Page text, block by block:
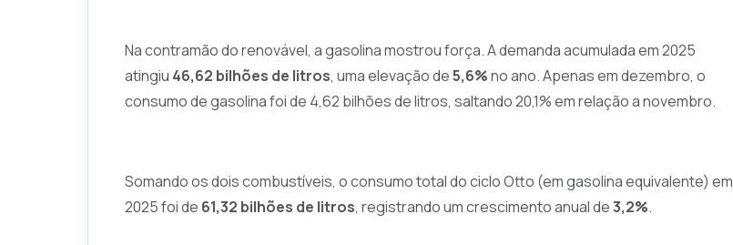
Na contramão do renovável, a gasolina mostrou força. A demanda acumulada em 2025
atingiu 46,62 bilhões de litros, uma elevação de5,6%no ano. Apenas em dezembro, o
consumo de gasolina foi de 4,62 bilhões de litros, saltando 20,1% em relação a novembro.
Somando os dois combustíveis, o consumo total do ciclo Otto (em gasolina equivalente) em
2025 foi de 61,32 bilhões de litros, registrando um crescimento anual de3,2%.